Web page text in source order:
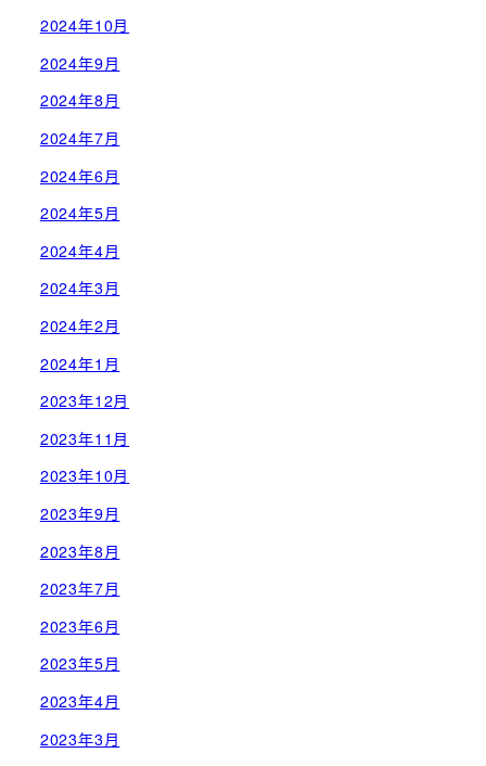
2024年10月
2024年9月
2024年8月
2024年7月
2024年6月
2024年5月
2024年4月
2024年3月
2024年2月
2024年1月
2023年12月
2023年11月
2023年10月
2023年9月
2023年8月
2023年7月
2023年6月
2023年5月
2023年4月
2023年3月